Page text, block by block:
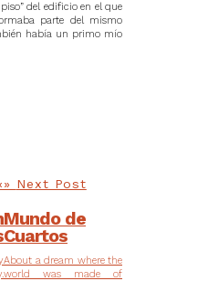
del edificio en el que
parte del mismo
había un primo mío
Next Post
Mundo de
Cuartos
About a dream where the
world was made of